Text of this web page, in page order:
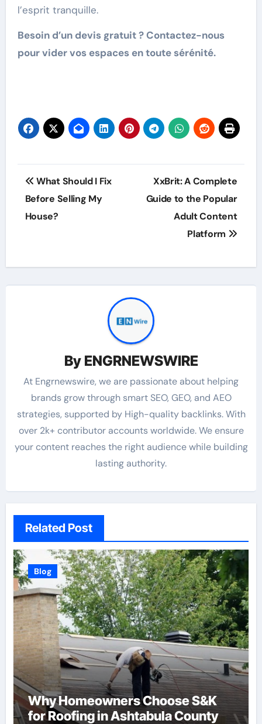
l’esprit tranquille.
Besoin d’un devis gratuit ? Contactez-nous
pour vider vos espaces en toute sérénité.
Post
navigation
What Should I Fix
Before Selling My
House?
XxBrit: A Complete
Guide to the Popular
Adult Content
Platform
By ENGRNEWSWIRE
At Engrnewswire, we are passionate about helping
brands grow through smart SEO, GEO, and AEO
strategies, supported by High-quality backlinks. With
over 2k+ contributor accounts worldwide. We ensure
your content reaches the right audience while building
lasting authority.
Related Post
Blog
Why Homeowners Choose S&K
for Roofing in Ashtabula County